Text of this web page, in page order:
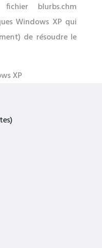
blurbs.chm
Windows XP qui
de résoudre le
XP